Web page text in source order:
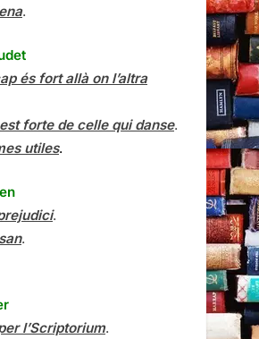
.
és fort allà on l’altra
forte de celle qui danse.
utiles.
.
.
l’Scriptorium.